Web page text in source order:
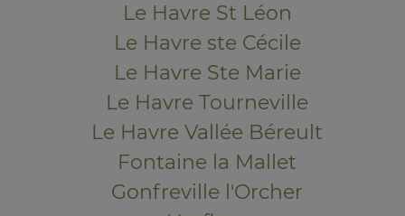
Le Havre St Léon
Le Havre ste Cécile
Le Havre Ste Marie
Le Havre Tourneville
Le Havre Vallée Béreult
Fontaine la Mallet
Gonfreville l'Orcher